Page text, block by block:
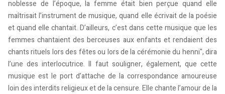
noblesse de l’époque, la femme était bien perçue quand elle
maîtrisait l’instrument de musique, quand elle écrivait de la poésie
et quand elle chantait. D’ailleurs, c’est dans cette musique que les
femmes chantaient des berceuses aux enfants et rendaient des
chants rituels lors des fêtes ou lors de la cérémonie du henni", dira
l’une des interlocutrice. Il faut souligner, également, que cette
musique est le port d’attache de la correspondance amoureuse
loin des interdits religieux et de la censure. Elle chante l’amour de la